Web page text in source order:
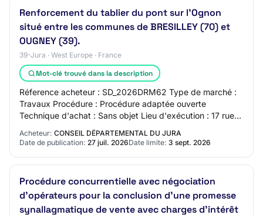
Renforcement du tablier du pont sur l'Ognon
situé entre les communes de BRESILLEY (70) et
OUGNEY (39).
39-Jura · West Europe · France
Mot-clé trouvé dans la description
Réference acheteur : SD_2026DRM62 Type de marché :
Travaux Procédure : Procédure adaptée ouverte
Technique d'achat : Sans objet Lieu d'exécution : 17 rue
Rouget de Lisle 39039 LONS LE SAUNIER Descrip…
Acheteur: CONSEIL DÉPARTEMENTAL DU JURA
Date de publication: 27 juil. 2026Date limite: 3 sept. 2026
Procédure concurrentielle avec négociation
d'opérateurs pour la conclusion d'une promesse
synallagmatique de vente avec charges d'intérêt